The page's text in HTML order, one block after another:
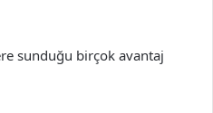
sunduğu birçok avantaj